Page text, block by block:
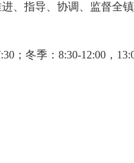
、指导、协调、监督全镇
；冬季：8:30-12:00，